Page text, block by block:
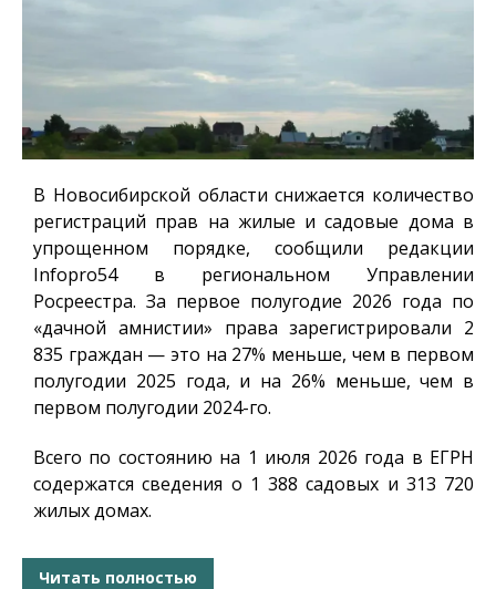
В Новосибирской области снижается количество
регистраций прав на жилые и садовые дома в
упрощенном порядке, сообщили редакции
Infopro54в региональном Управлении
Росреестра. За первое полугодие 2026 года по
«дачной амнистии» права зарегистрировали 2
835 граждан — это на 27% меньше, чем в первом
полугодии 2025 года, и на 26% меньше, чем в
первом полугодии 2024-го.
Всего по состоянию на 1 июля 2026 года в ЕГРН
содержатся сведения о 1 388 садовых и 313 720
жилых домах.
Читать полностью